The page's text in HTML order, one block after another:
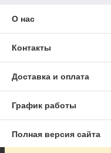
О нас
Контакты
Доставка и оплата
График работы
Полная версия сайта